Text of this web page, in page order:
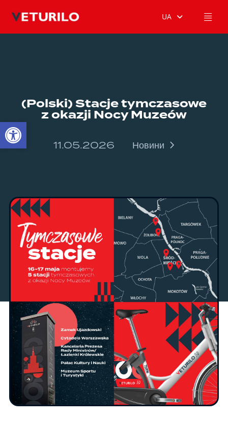
Відкрити Панель інструментів
UA
(Polski) Stacje tymczasowe
z okazji Nocy Muzeów
11.05.2026 Новини